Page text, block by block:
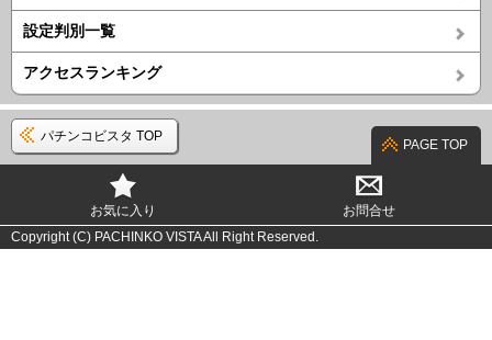
設定判別一覧
アクセスランキング
パチンコビスタ TOP
PAGE TOP
お気に入り
お問合せ
Copyright (C) PACHINKO VISTA All Right Reserved.